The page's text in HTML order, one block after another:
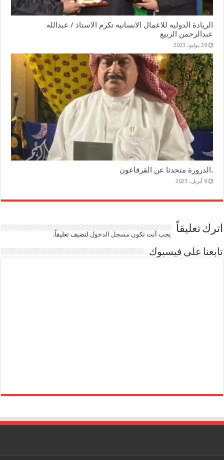
الريادة الدوليه للاعمال الانسانيه تكرم الاستاذ / عبدالله
عبدالرحمن الربيع
29 يوليو، 2023
.الدرورة متحدثا عن القرقاعون
9 أبريل، 2023
اترك تعليقاً يجب أنت تكون مسجل الدخوللتضيف تعليقاً.
تابعنا على فيسبوك